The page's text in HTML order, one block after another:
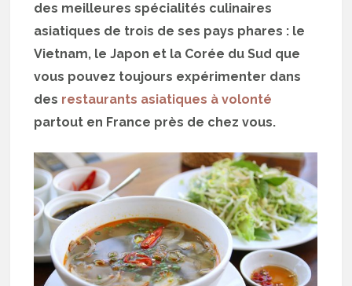
des meilleures spécialités culinaires
asiatiques de trois de ses pays phares : le
Vietnam, le Japon et la Corée du Sud que
vous pouvez toujours expérimenter dans
des restaurants asiatiques à volonté
partout en France près de chez vous.